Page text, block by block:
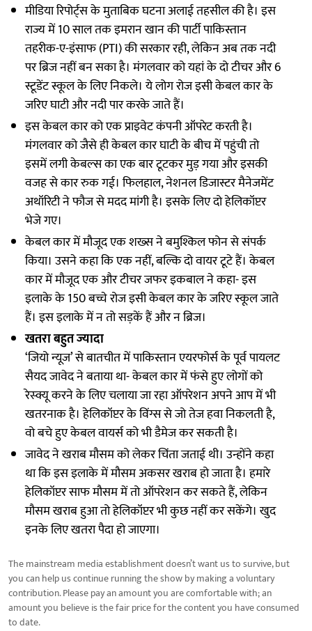
मीडिया रिपोर्ट्स के मुताबिक घटना अलाई तहसील की है। इस
राज्य में 10 साल तक इमरान खान की पार्टी पाकिस्तान
तहरीक-ए-इंसाफ (PTI) की सरकार रही, लेकिन अब तक नदी
पर ब्रिज नहीं बन सका है। मंगलवार को यहां के दो टीचर और 6
स्टूडेंट स्कूल के लिए निकले। ये लोग रोज इसी केबल कार के
जरिए घाटी और नदी पार करके जाते हैं।
इस केबल कार को एक प्राइवेट कंपनी ऑपरेट करती है।
मंगलवार को जैसे ही केबल कार घाटी के बीच में पहुंची तो
इसमें लगी केबल्स का एक बार टूटकर मुड़ गया और इसकी
वजह से कार रुक गई। फिलहाल, नेशनल डिजास्टर मैनेजमेंट
अथॉरिटी ने फौज से मदद मांगी है। इसके लिए दो हेलिकॉप्टर
भेजे गए।
केबल कार में मौजूद एक शख्स ने बमुश्किल फोन से संपर्क
किया। उसने कहा कि एक नहीं, बल्कि दो वायर टूटे हैं। केबल
कार में मौजूद एक और टीचर जफर इकबाल ने कहा- इस
इलाके के 150 बच्चे रोज इसी केबल कार के जरिए स्कूल जाते
हैं। इस इलाके में न तो सड़कें हैं और न ब्रिज।
खतरा बहुत ज्यादा
‘जियो न्यूज’ से बातचीत में पाकिस्तान एयरफोर्स के पूर्व पायलट
सैयद जावेद ने बताया था- केबल कार में फंसे हुए लोगों को
रेस्क्यू करने के लिए चलाया जा रहा ऑपरेशन अपने आप में भी
खतरनाक है। हेलिकॉप्टर के विंग्स से जो तेज हवा निकलती है,
वो बचे हुए केबल वायर्स को भी डैमेज कर सकती है।
जावेद ने खराब मौसम को लेकर चिंता जताई थी। उन्होंने कहा
था कि इस इलाके में मौसम अकसर खराब हो जाता है। हमारे
हेलिकॉप्टर साफ मौसम में तो ऑपरेशन कर सकते हैं, लेकिन
मौसम खराब हुआ तो हेलिकॉप्टर भी कुछ नहीं कर सकेंगे। खुद
इनके लिए खतरा पैदा हो जाएगा।
The mainstream media establishment doesn’t want us to survive, but
you can help us continue running the show by making a voluntary
contribution. Please pay an amount you are comfortable with; an
amount you believe is the fair price for the content you have consumed
to date.